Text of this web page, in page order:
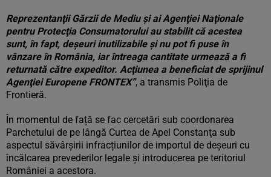
Reprezentanţii Gărzii de Mediu şi ai Agenţiei Naţionale
pentru Protecţia Consumatorului au stabilit că acestea
sunt, în fapt, deşeuri inutilizabile şi nu pot fi puse în
vânzare în România, iar întreaga cantitate urmează a fi
returnată către expeditor. Acţiunea a beneficiat de sprijinul
Agenţiei Europene FRONTEX”, a transmis Poliţia de
Frontieră.
În momentul de față se fac cercetări sub coordonarea
Parchetului de pe lângă Curtea de Apel Constanţa sub
aspectul săvârşirii infracțiunilor de importul de deşeuri cu
încălcarea prevederilor legale şi introducerea pe teritoriul
României a acestora.